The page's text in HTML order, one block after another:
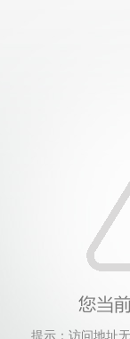
提示：访问地址